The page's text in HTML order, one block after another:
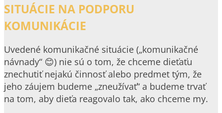
SITUÁCIE NA PODPORU
KOMUNIKÁCIE
Uvedené komunikačné situácie („komunikačné
návnady“ 😊) nie sú o tom, že chceme dieťaťu
znechutiť nejakú činnosť alebo predmet tým, že
jeho záujem budeme „zneužívať“ a budeme trvať
na tom, aby dieťa reagovalo tak, ako chceme my.